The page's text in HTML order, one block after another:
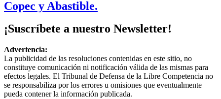
Copec y Abastible.
¡Suscríbete a nuestro Newsletter!
Advertencia:
La publicidad de las resoluciones contenidas en este sitio, no
constituye comunicación ni notificación válida de las mismas para
efectos legales. El Tribunal de Defensa de la Libre Competencia no
se responsabiliza por los errores u omisiones que eventualmente
pueda contener la información publicada.